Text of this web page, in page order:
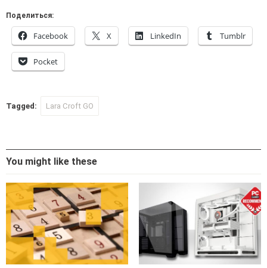
Поделиться:
Facebook X LinkedIn Tumblr
Pocket
Tagged: Lara Croft GO
You might like these